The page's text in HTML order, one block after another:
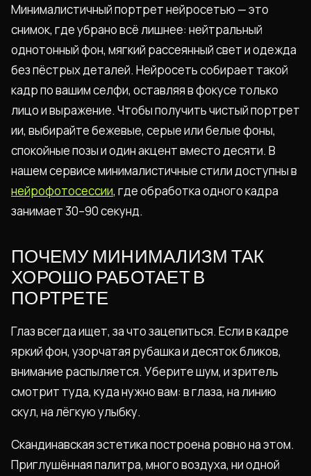
Минималистичный портрет нейросетью — это
снимок, где убрано всё лишнее: нейтральный
однотонный фон, мягкий рассеянный свет и одежда
без пёстрых деталей. Нейросеть собирает такой
кадр по вашим селфи, оставляя в фокусе только
лицо и выражение. Чтобы получить чистый портрет
ии, выбирайте бежевые, серые или белые фоны,
спокойные позы и один акцент вместо десяти. В
нашем сервисе минималистичные стили доступны в
нейрофотосессии, где обработка одного кадра
занимает 30–90 секунд.
ПОЧЕМУ МИНИМАЛИЗМ ТАК
ХОРОШО РАБОТАЕТ В
ПОРТРЕТЕ
Глаз всегда ищет, за что зацепиться. Если в кадре
яркий фон, узорчатая рубашка и десяток бликов,
внимание распыляется. Уберите шум, и зритель
смотрит туда, куда нужно вам: в глаза, на линию
скул, на лёгкую улыбку.
Скандинавская эстетика построена ровно на этом.
Приглушённая палитра, много воздуха, ни одной